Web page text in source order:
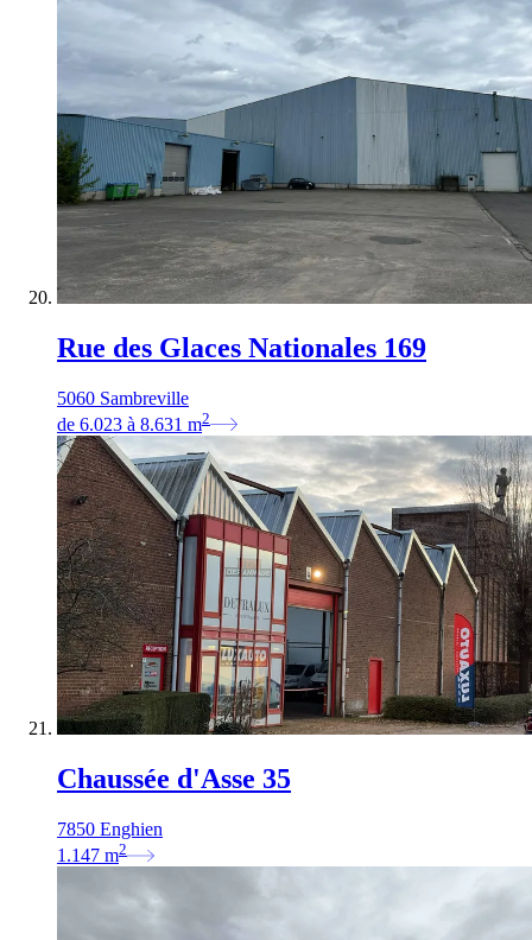
Rue des Glaces Nationales 169
5060 Sambreville
de 6.023 à 8.631 m2
Chaussée d'Asse 35
7850 Enghien
1.147 m2